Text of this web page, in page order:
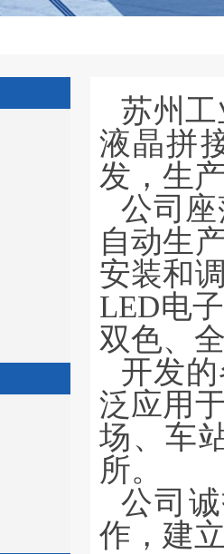
苏州
液晶拼
发，生
公司
自动生
安装和
LED电
双色、
开发
泛应用
场、车
所。
公司
作，建